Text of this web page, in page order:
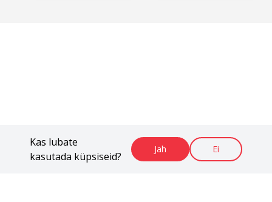
Kas lubate
kasutada küpsiseid?
Jah Ei